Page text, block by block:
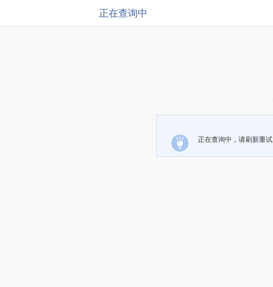
正在查询中
正在查询中，请刷新重试